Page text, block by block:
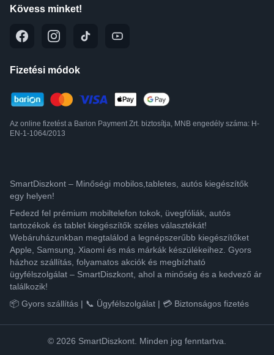
Kövess minket!
Fizetési módok
Az online fizetést a Barion Payment Zrt. biztosítja, MNB engedély száma: H-
EN-1-1064/2013
SmartDiszkont – Minőségi mobilos,tabletes, autós kiegészítők
egy helyen!
Fedezd fel prémium mobiltelefon tokok, üvegfóliák, autós
tartozékok és tablet kiegészítők széles választékát!
Webáruházunkban megtalálod a legnépszerűbb kiegészítőket
Apple, Samsung, Xiaomi és más márkák készülékeihez. Gyors
házhoz szállítás, folyamatos akciók és megbízható
ügyfélszolgálat – SmartDiszkont, ahol a minőség és a kedvező ár
találkozik!
📦 Gyors szállítás | 📞 Ügyfélszolgálat | 💳 Biztonságos fizetés
© 2026 SmartDiszkont. Minden jog fenntartva.